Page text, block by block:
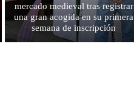
mercado medieval tras registrar
una gran acogida en su primera
semana de inscripción